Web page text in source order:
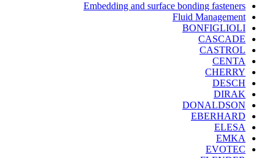
Embedding and surface bonding fasteners
Fluid Management
BONFIGLIOLI
CASCADE
CASTROL
CENTA
CHERRY
DESCH
DIRAK
DONALDSON
EBERHARD
ELESA
EMKA
EVOTEC